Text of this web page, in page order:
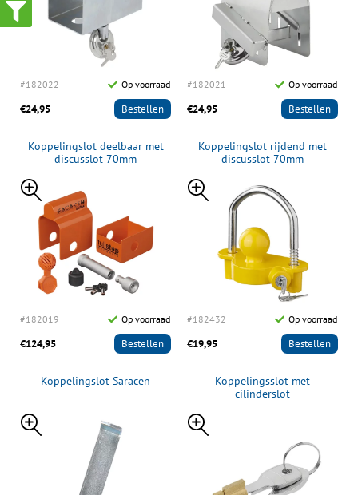
#182022 Op voorraad
€24,95 Bestellen
Koppelingslot deelbaar met
discusslot 70mm
#182021 Op voorraad
€24,95 Bestellen
Koppelingslot rijdend met
discusslot 70mm
#182019 Op voorraad
€124,95 Bestellen
Koppelingslot Saracen
#182432 Op voorraad
€19,95 Bestellen
Koppelingsslot met
cilinderslot